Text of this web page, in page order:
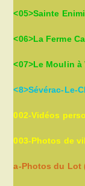
<05>Sainte
<06>La Ferme
<07>Le Moulin à
<8>Sévérac-Le-
002-Vidéos
003-Photos de
a-Photos du Lot